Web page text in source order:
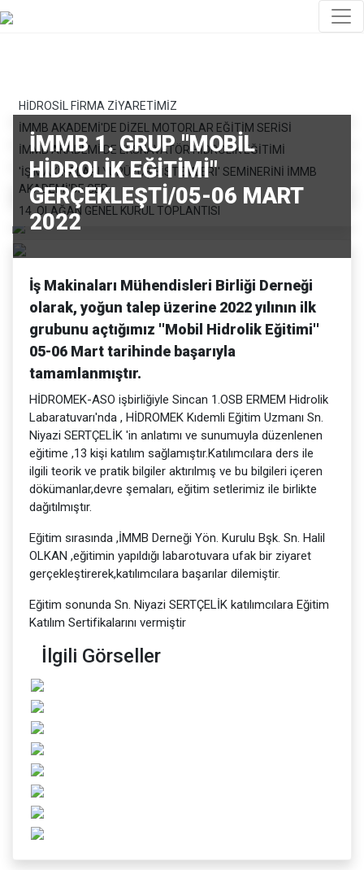
HİDROSİL FİRMA ZİYARETİMİZ
İMMB AKADEMİ'DE DİZEL MOTORLAR EĞİTİM SERİSİ
İMMB AKADEMİ'DE EKSKAVATÖR HİDROLİK EĞİTİMİ
'İŞ MAKİNALARI YÜRÜYÜŞ SİSTEMLERİ' SEMİNERİNİ İMMB
AKADEMİ'DE GER..
14. OLAĞAN GENEL KURUL TOPLANTISI
İMMB 1. GRUP ''MOBİL
HİDROLİK EĞİTİMİ''
GERÇEKLEŞTİ/05-06 MART
2022
İş Makinaları Mühendisleri Birliği Derneği
olarak, yoğun talep üzerine 2022 yılının ilk
grubunu açtığımız ''Mobil Hidrolik Eğitimi''
05-06 Mart tarihinde başarıyla
tamamlanmıştır.
HİDROMEK-ASO işbirliğiyle Sincan 1.OSB ERMEM Hidrolik
Labaratuvarı'nda , HİDROMEK Kıdemli Eğitim Uzmanı Sn.
Niyazi SERTÇELİK 'in anlatımı ve sunumuyla düzenlenen
eğitime ,13 kişi katılım sağlamıştır.Katılımcılara ders ile
ilgili teorik ve pratik bilgiler aktırılmış ve bu bilgileri içeren
dökümanlar,devre şemaları, eğitim setlerimiz ile birlikte
dağıtılmıştır.
Eğitim sırasında ,İMMB Derneği Yön. Kurulu Bşk. Sn. Halil
OLKAN ,eğitimin yapıldığı labarotuvara ufak bir ziyaret
gerçekleştirerek,katılımcılara başarılar dilemiştir.
Eğitim sonunda Sn. Niyazi SERTÇELİK katılımcılara Eğitim
Katılım Sertifikalarını vermiştir
İlgili Görseller